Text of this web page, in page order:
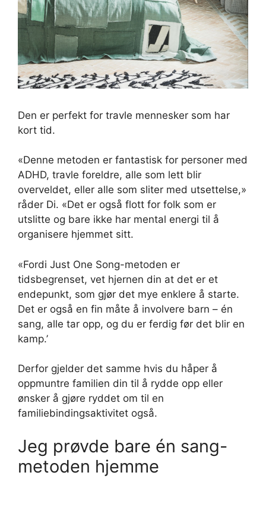
Den er perfekt for travle mennesker som har
kort tid.
«Denne metoden er fantastisk for personer med
ADHD, travle foreldre, alle som lett blir
overveldet, eller alle som sliter med utsettelse,»
råder Di. «Det er også flott for folk som er
utslitte og bare ikke har mental energi til å
organisere hjemmet sitt.
«Fordi Just One Song-metoden er
tidsbegrenset, vet hjernen din at det er et
endepunkt, som gjør det mye enklere å starte.
Det er også en fin måte å involvere barn – én
sang, alle tar opp, og du er ferdig før det blir en
kamp.’
Derfor gjelder det samme hvis du håper å
oppmuntre familien din til å rydde opp eller
ønsker å gjøre ryddet om til en
familiebindingsaktivitet også.
Jeg prøvde bare én sang-
metoden hjemme